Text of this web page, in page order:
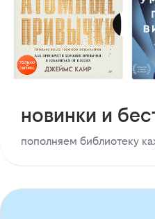
новинки и
пополняем библиотеку